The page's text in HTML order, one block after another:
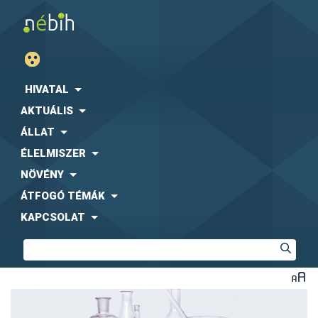
HIVATAL
AKTUÁLIS
ÁLLAT
ÉLELMISZER
NÖVÉNY
ÁTFOGÓ TÉMÁK
KAPCSOLAT